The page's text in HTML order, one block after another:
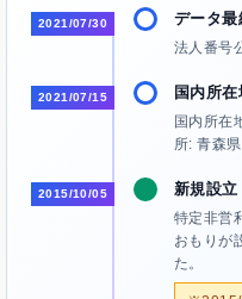
2021/07/30 データ最
法人番号
2021/07/15 国内所
国内所在
所: 青森
2015/10/05 新規設立
特定非営
おもりが
た。